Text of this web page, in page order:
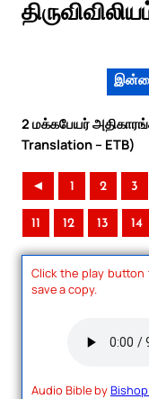
2 மக்கபேயர்
Translation – ETB)
◄ 1 2 3
11 12 13 14
Click the play
save a copy.
Audio Bible by